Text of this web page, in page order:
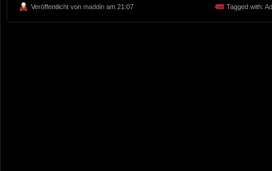
Veröffentlicht von maddin am 21:07 Tagged with: